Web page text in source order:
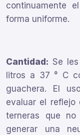
continuamente
forma uniforme.
Cantidad: Se
litros a 37 ° C
guachera. El
evaluar el reflejo
terneras que no
generar una